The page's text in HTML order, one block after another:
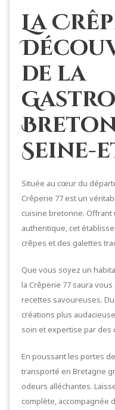
La
de la
Seine-
Située au cœur du
Crêperie 77 est un
cuisine bretonne.
authentique, cet
crêpes et des galettes
Que vous soyez un
la Crêperie 77 saura
recettes savoureuses.
créations plus
soin et expertise par des
En poussant les portes
transporté en Bretagne
odeurs alléchantes.
complète, accompagnée